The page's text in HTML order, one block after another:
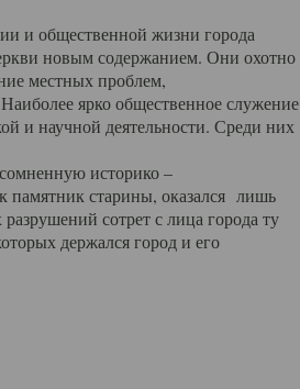
общественной жизни города
новым содержанием. Они охотно
местных проблем,
ярко общественное служение
и научной деятельности. Среди них
историко –
памятник старины, оказался лишь
сотрет с лица города ту
держался город и его